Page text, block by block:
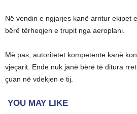
Në vendin e ngjarjes kanë arritur ekipet
bërë tërheqjen e trupit nga aeroplani.
Më pas, autoritetet kompetente kanë
vjeçarit. Ende nuk janë bërë të ditura
çuan në vdekjen e tij.